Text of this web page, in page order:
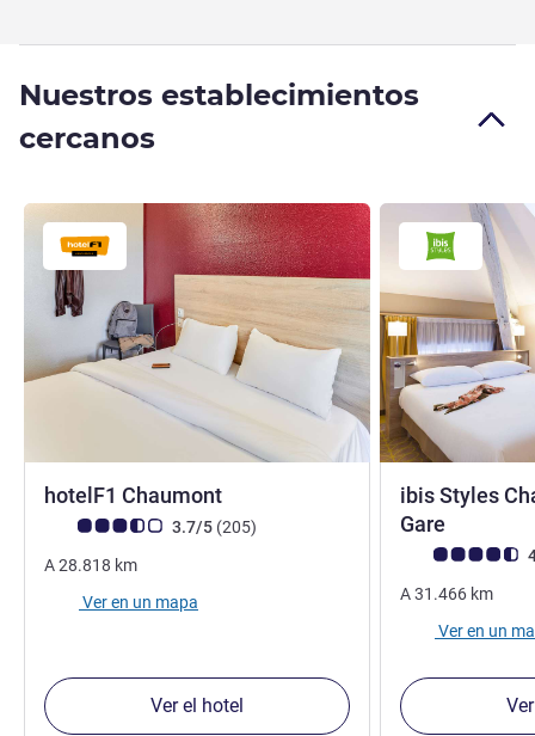
Nuestros establecimientos
cercanos
hotelF1 Chaumont
Nota de clientes de Avis (Clasificación de ALL)
3.7/5 (205opiniones
)
A28.818 km
Ver en un mapa
Ver el hotel
ibis Styles
Gare
Nota de clientes
A31.466 km
Ver en un